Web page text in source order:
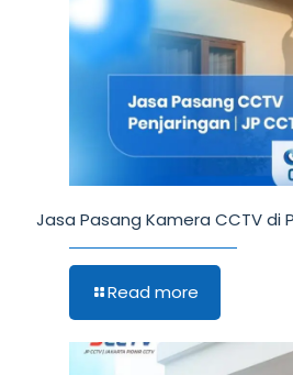
Jasa Pasang Kamera CCTV di
Read more